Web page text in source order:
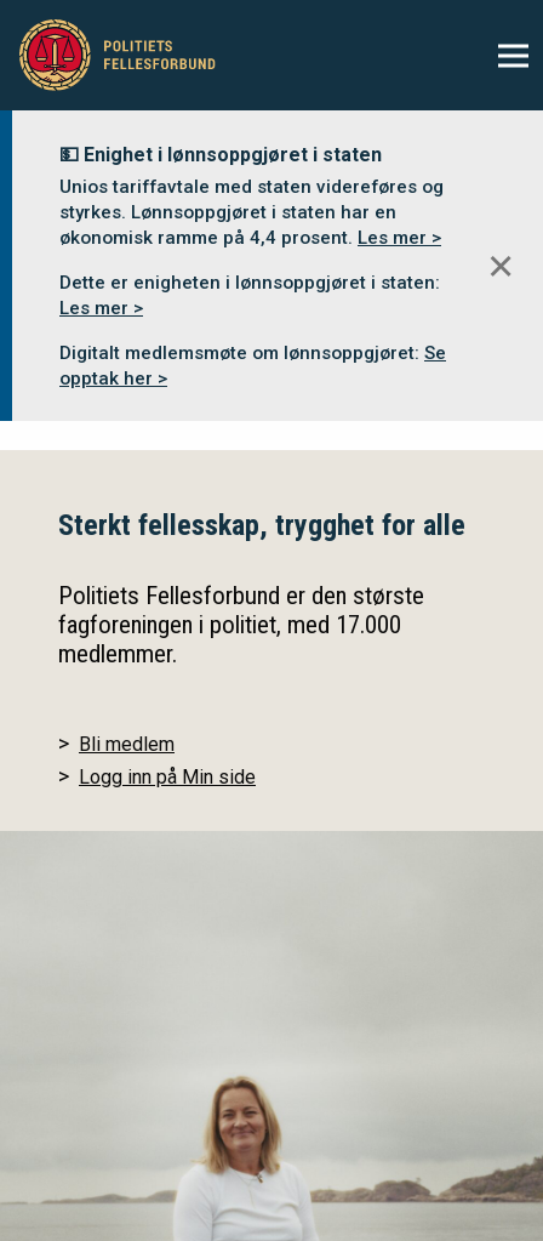
💵 Enighet i lønnsoppgjøret i staten
Unios tariffavtale med staten videreføres og
styrkes. Lønnsoppgjøret i staten har en
økonomisk ramme på 4,4 prosent. Les mer >
Dette er enigheten i lønnsoppgjøret i staten:
Les mer >
Digitalt medlemsmøte om lønnsoppgjøret: Se
opptak her >
✕
Sterkt fellesskap, trygghet for alle
Politiets Fellesforbund er den største
fagforeningen i politiet, med 17.000
medlemmer.
Bli medlem
Logg inn på Min side